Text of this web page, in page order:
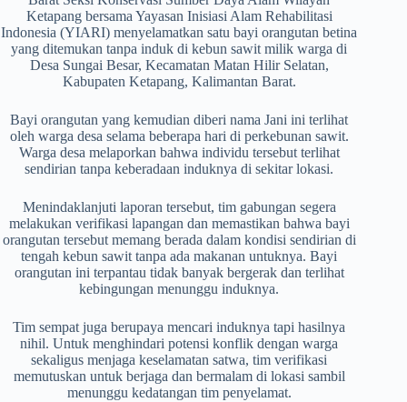
Ketapang bersama Yayasan Inisiasi Alam Rehabilitasi
Indonesia (YIARI) menyelamatkan satu bayi orangutan betina
yang ditemukan tanpa induk di kebun sawit milik warga di
Desa Sungai Besar, Kecamatan Matan Hilir Selatan,
Kabupaten Ketapang, Kalimantan Barat.
Bayi orangutan yang kemudian diberi nama Jani ini terlihat
oleh warga desa selama beberapa hari di perkebunan sawit.
Warga desa melaporkan bahwa individu tersebut terlihat
sendirian tanpa keberadaan induknya di sekitar lokasi.
Menindaklanjuti laporan tersebut, tim gabungan segera
melakukan verifikasi lapangan dan memastikan bahwa bayi
orangutan tersebut memang berada dalam kondisi sendirian di
tengah kebun sawit tanpa ada makanan untuknya. Bayi
orangutan ini terpantau tidak banyak bergerak dan terlihat
kebingungan menunggu induknya.
Tim sempat juga berupaya mencari induknya tapi hasilnya
nihil. Untuk menghindari potensi konflik dengan warga
sekaligus menjaga keselamatan satwa, tim verifikasi
memutuskan untuk berjaga dan bermalam di lokasi sambil
menunggu kedatangan tim penyelamat.